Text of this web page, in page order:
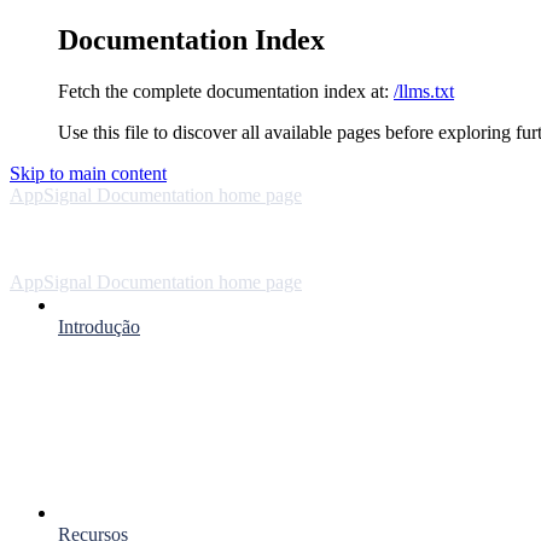
Documentation Index
Fetch the complete documentation index at: /llms.txt
Use this file to discover all available pages before exploring
Skip to main content
AppSignal Documentation home page
AppSignal Documentation home page
Introdução
Recursos